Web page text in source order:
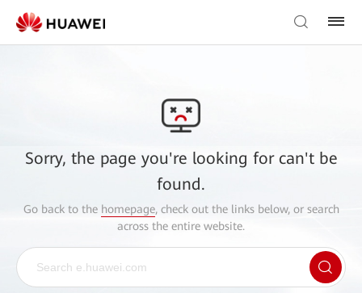
Sorry, the page you're looking for can't be
found.
Go back to the homepage, check out the links below, or search
across the entire website.